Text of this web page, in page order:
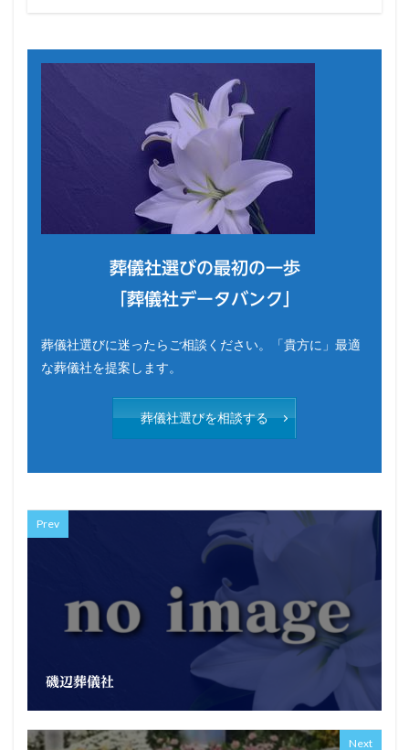
葬儀社選びの最初の一歩
「葬儀社データバンク」
葬儀社選びに迷ったらご相談ください。「貴方に」最適
な葬儀社を提案します。
葬儀社選びを相談する
Prev
磯辺葬儀社
Next